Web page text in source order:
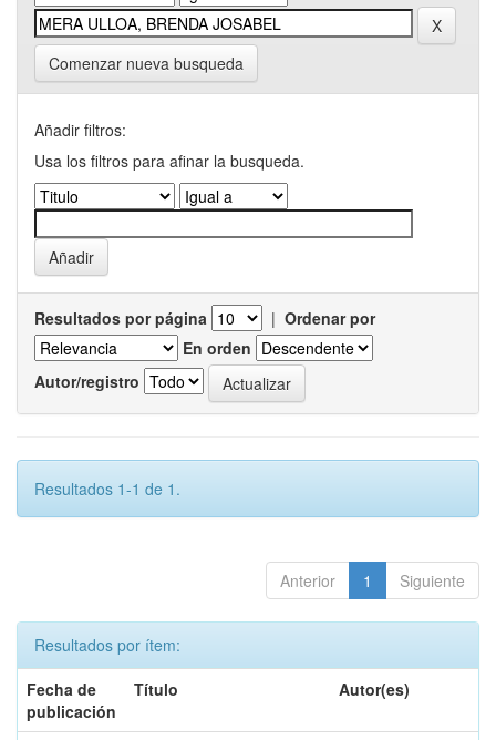
Comenzar nueva busqueda
Añadir filtros:
Usa los filtros para afinar la busqueda.
Resultados por página | Ordenar por
En orden
Autor/registro
Resultados 1-1 de 1.
Anterior 1 Siguiente
Resultados por ítem:
Fecha de
publicación
Título Autor(es)